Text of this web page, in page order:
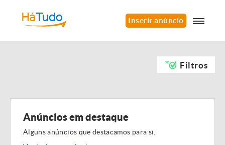
Inserir anúncio
Filtros
Anúncios em destaque
Alguns anúncios que destacamos para si.